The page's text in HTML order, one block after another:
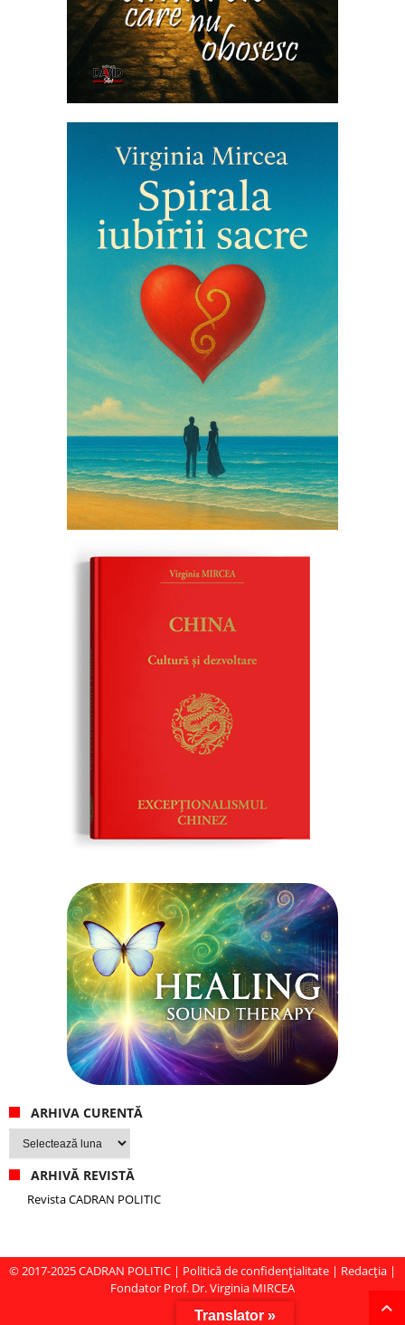
ARHIVA CURENTĂ
Arhiva
curentă
ARHIVĂ REVISTĂ
Revista CADRAN POLITIC
© 2017-2025CADRAN POLITIC | Politică de confidențialitate | Redacția |
Fondator Prof. Dr. Virginia MIRCEA
Translator »